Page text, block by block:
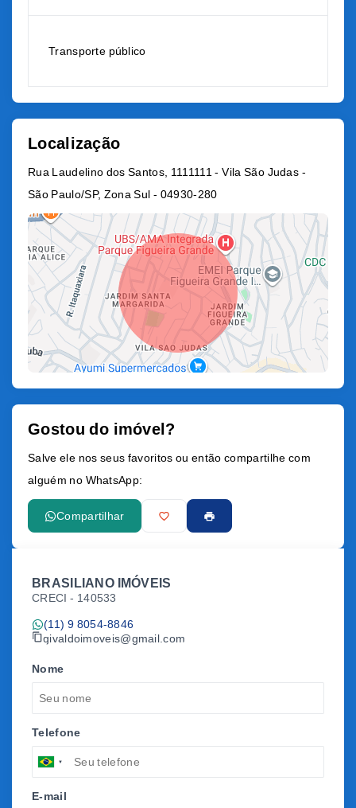
Transporte público
Localização
Rua Laudelino dos Santos, 1111111 - Vila São Judas -
São Paulo/SP, Zona Sul - 04930-280
Gostou do imóvel?
Salve ele nos seus favoritos ou então compartilhe com
alguém no WhatsApp:
Compartilhar
BRASILIANO IMÓVEIS
CRECI - 140533
(11) 9 8054-8846
givaldoimoveis@gmail.com
Nome
Telefone
E-mail